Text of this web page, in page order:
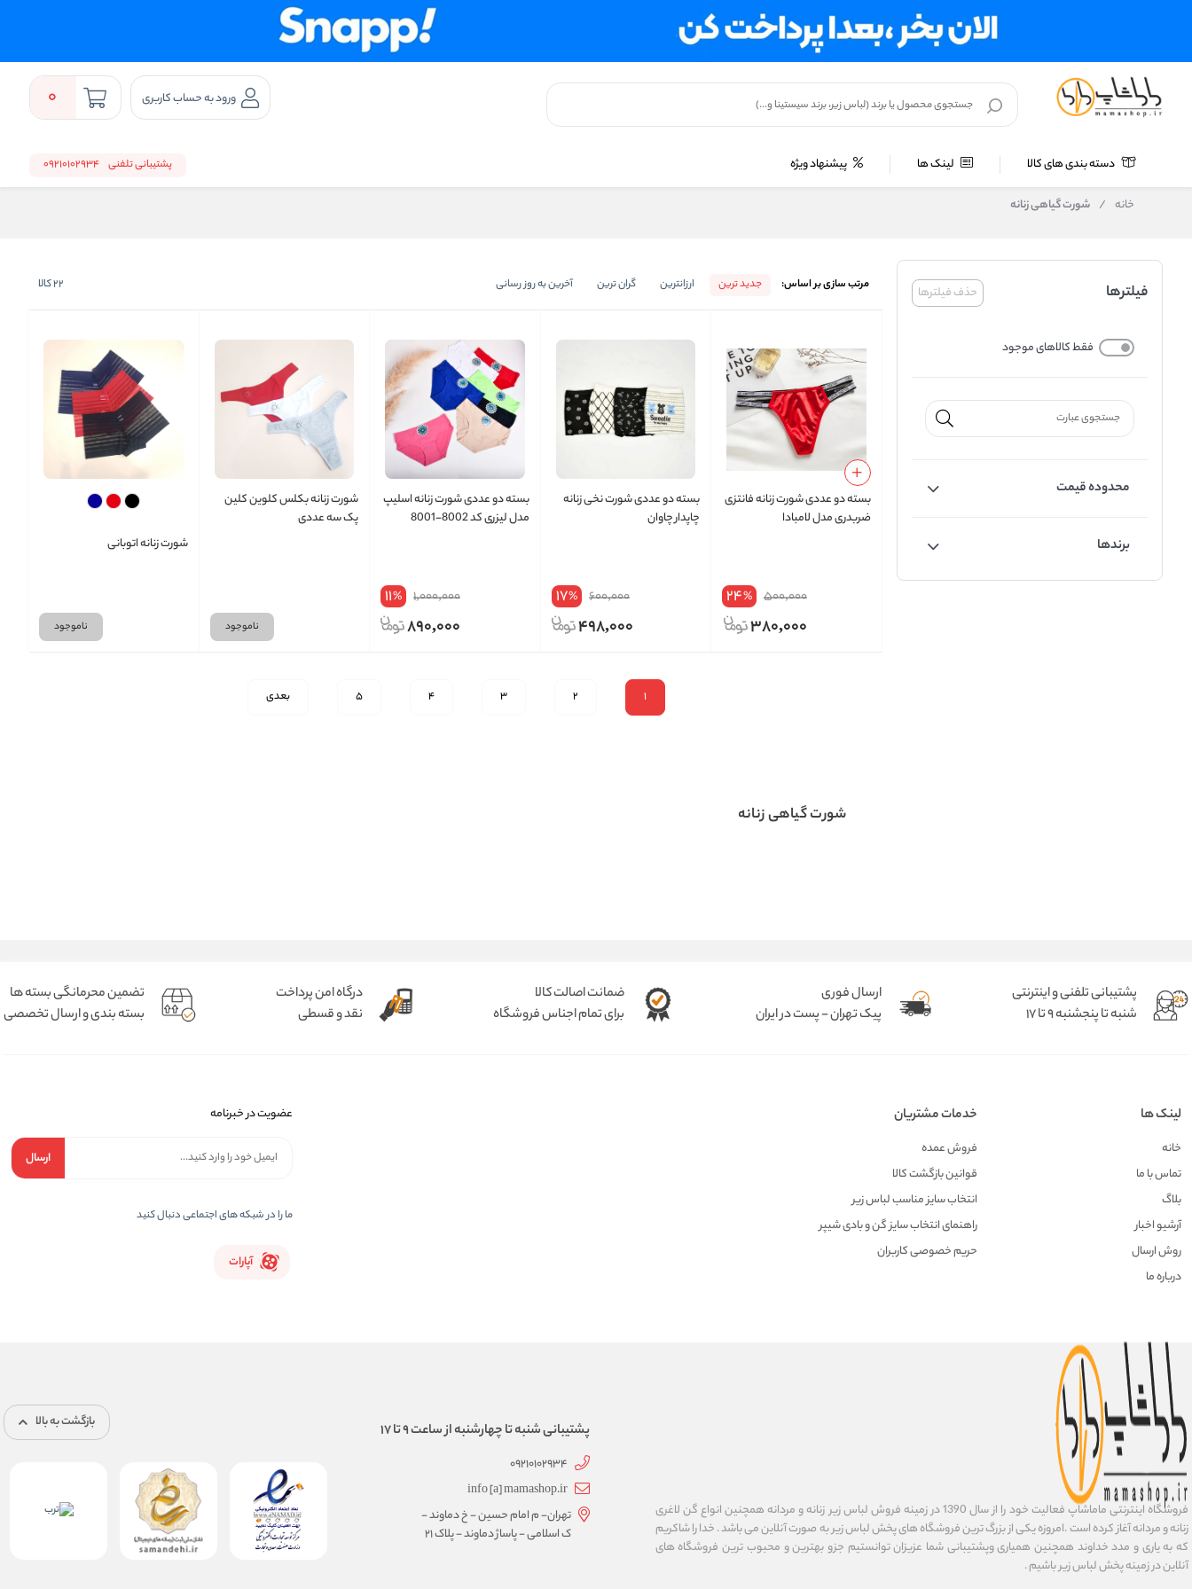
ورود به حساب کاربری 0
دسته بندی های کالا لینک ها پیشنهاد ویژه پشتیبانی تلفنی 09210102934
خانه / شورت گیاهی زنانه
حذف فیلترها فیلترها
فقط کالاهای موجود
محدوده قیمت
برندها
مرتب سازی بر اساس: جدید ترین ارزانترین گران ترین آخرین به روز رسانی 22کالا
بسته دو عددی شورت زنانه فانتزی
ضربدری مدل لامبادا
500,000
24%
380,000
بسته دو عددی شورت نخی زنانه
چاپدار چاوان
600,000
17%
498,000
بسته دو عددی شورت زنانه اسلیپ
مدل لیزری کد 8002-8001
1,000,000
11%
890,000
شورت زنانه بکلس کلوین کلین
پک سه عددی
ناموجود
شورت زنانه اتوبانی
ناموجود
1
2
3
4
5 بعدی
شورت گیاهی زنانه
پشتیبانی تلفنی و اینترنتی
شنبه تا پنجشنبه 9 تا 17
ارسال فوری
پیک تهران - پست در ایران
ضمانت اصالت کالا
برای تمام اجناس فروشگاه
درگاه امن پرداخت
نقد و قسطی
تضمین محرمانگی بسته ها
بسته بندی و ارسال تخصصی
لینک ها
خانه
تماس با ما
بلاگ
آرشیو اخبار
روش ارسال
درباره ما
خدمات مشتریان
فروش عمده
قوانین بازگشت کالا
انتخاب سایز مناسب لباس زیر
راهنمای انتخاب سایز گن و بادی شیپر
حریم خصوصی کاربران
عضویت در خبرنامه
ارسال
ما را در شبکه های اجتماعی دنبال کنید
آپارات
فروشگاه اینترنتی ماماشاپ فعالیت خود را از سال 1390 در زمینه فروش لباس زیر زنانه و مردانه همچنین انواع گن لاغری
زنانه و مردانه آغاز کرده است .امروزه یکی از بزرگ ترین فروشگاه های پخش لباس زیر به صورت آنلاین می باشد . خدا را شاکریم
که به یاری و مدد خداوند همچنین همیاری وپشتیبانی شما عزیزان توانستیم جزو بهترین و محبوب ترین فروشگاه های
آنلاین در زمینه پخش لباس زیر باشیم .
پشتیبانی شنبه تا چهارشنبه از ساعت 9 تا 17
09210102934
info [a] mamashop.ir
تهران- م امام حسین - خ دماوند -
ک اسلامی - پاساژ دماوند - پلاک 21
بازگشت به بالا